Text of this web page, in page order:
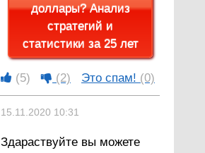
доллары? Анализ
стратегий и
статистики за 25 лет
(5) (2) Это спам! (0)
15.11.2020 10:31
Здараствуйте вы можете